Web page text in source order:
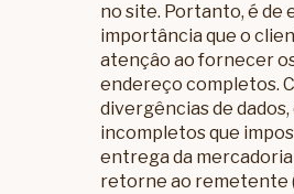
no site. Portanto, é de
importância que o
atençâo ao fornecer
endereço completos.
divergências de dados,
incompletos que
entrega da mercadoria
retorne ao remetente